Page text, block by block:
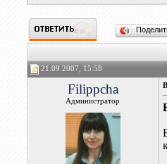
21.09.2007, 15:58
Filippcha
Администратор